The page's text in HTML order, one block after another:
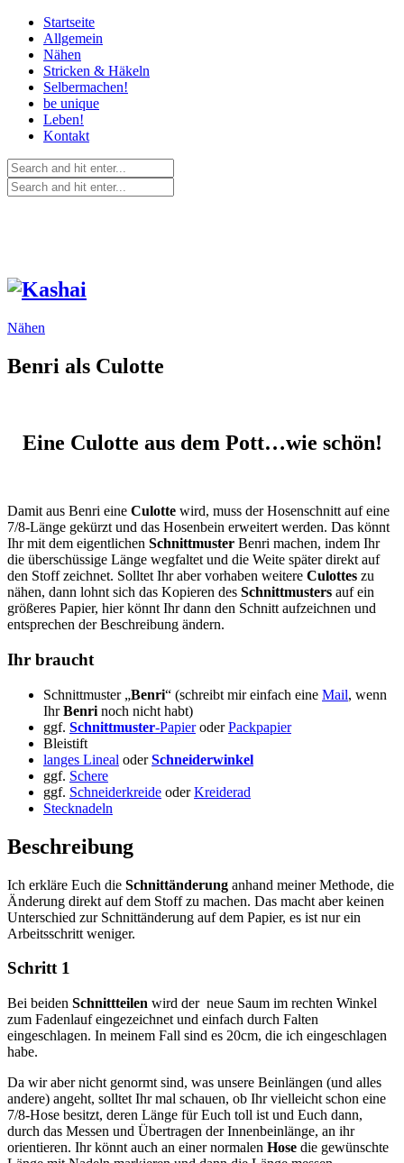
Startseite
Allgemein
Nähen
Stricken & Häkeln
Selbermachen!
be unique
Leben!
Kontakt
Nähen
Benri als Culotte
Eine Culotte aus dem Pott…wie schön!
Damit aus Benri eine Culotte wird, muss der Hosenschnitt auf eine
7/8-Länge gekürzt und das Hosenbein erweitert werden. Das könnt
Ihr mit dem eigentlichen Schnittmuster Benri machen, indem Ihr
die überschüssige Länge wegfaltet und die Weite später direkt auf
den Stoff zeichnet. Solltet Ihr aber vorhaben weitere Culottes zu
nähen, dann lohnt sich das Kopieren des Schnittmusters auf ein
größeres Papier, hier könnt Ihr dann den Schnitt aufzeichnen und
entsprechen der Beschreibung ändern.
Ihr braucht
Schnittmuster „Benri“ (schreibt mir einfach eine Mail, wenn
IhrBenri noch nicht habt)
ggf. Schnittmuster-PapieroderPackpapier
Bleistift
langes Lineal oderSchneiderwinkel
ggf. Schere
ggf. Schneiderkreide oderKreiderad
Stecknadeln
Beschreibung
Ich erkläre Euch die Schnittänderung anhand meiner Methode, die
Änderung direkt auf dem Stoff zu machen. Das macht aber keinen
Unterschied zur Schnittänderung auf dem Papier, es ist nur ein
Arbeitsschritt weniger.
Schritt 1
Bei beiden Schnittteilen wird der neue Saum im rechten Winkel
zum Fadenlauf eingezeichnet und einfach durch Falten
eingeschlagen. In meinem Fall sind es 20cm, die ich eingeschlagen
habe.
Da wir aber nicht genormt sind, was unsere Beinlängen (und alles
andere) angeht, solltet Ihr mal schauen, ob Ihr vielleicht schon eine
7/8-Hose besitzt, deren Länge für Euch toll ist und Euch dann,
durch das Messen und Übertragen der Innenbeinlänge, an ihr
orientieren. Ihr könnt auch an einer normalen Hose die gewünschte